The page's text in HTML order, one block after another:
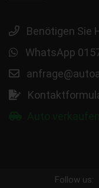
Benötigen Sie
WhatsApp
Follow us: